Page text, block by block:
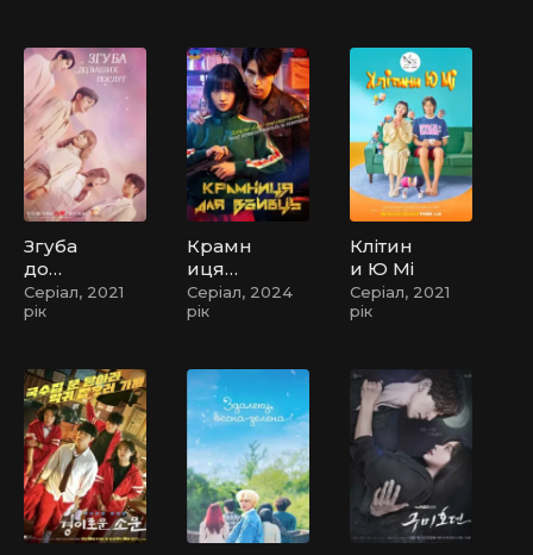
Згуба
до
ваших
послуг
Серіал, 2021
рік
Крамн
иця
для
вбивць
Серіал, 2024
рік
Клітин
и Ю Мі
Серіал, 2021
рік